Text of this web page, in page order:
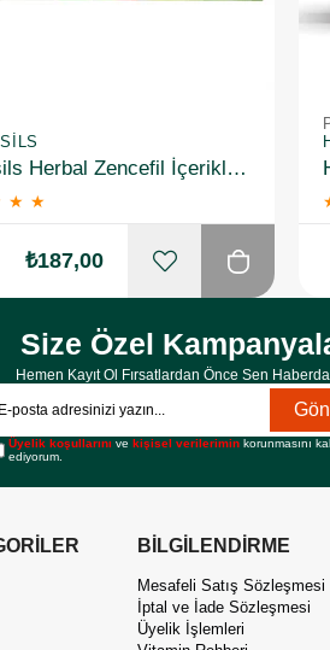
Strepsils Herbal Zencefil İçerikli Pastil Takviye Edici Gıda 16 Adet
★ ★
₺187,00
Size Özel
Hemen Kayıt Ol Fırsatlardan Önce Sen
Üyelik koşullarını vekişisel verilerimin korunmasını
ediyorum.
BİLGİLENDİRME
Mesafeli Satış Sözleşmesi
İptal ve İade Sözleşmesi
Üyelik İşlemleri